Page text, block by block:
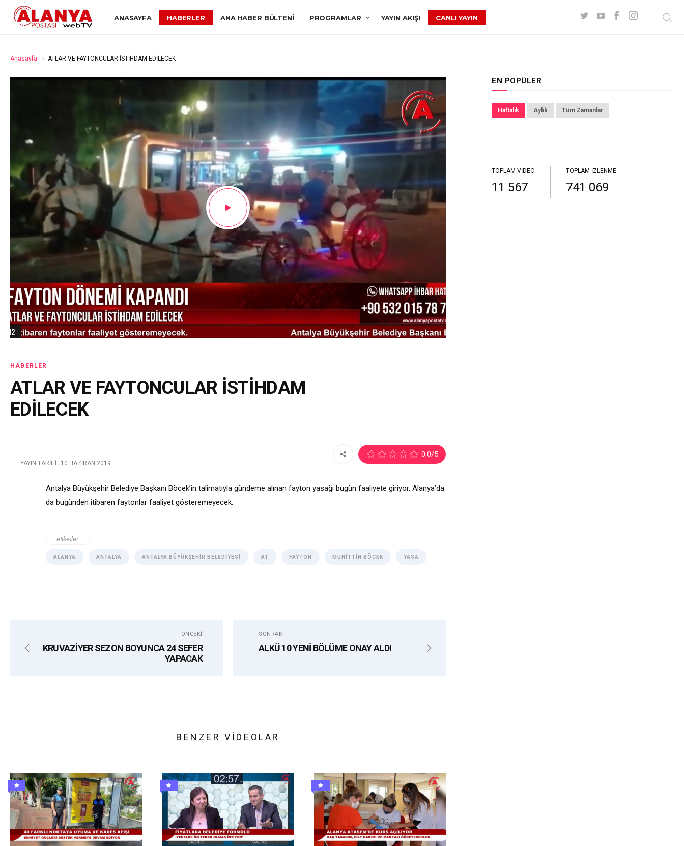
ANASAYFA HABERLER ANA HABER BÜLTENI PROGRAMLAR YAYIN AKIŞI CANLI YAYIN
Anasayfa ATLAR VE FAYTONCULAR İSTİHDAM EDİLECEK
HABERLER
ATLAR VE FAYTONCULAR İSTİHDAM
EDİLECEK
YAYIN TARIHI: 10 HAZIRAN 2019
0.0/5
Antalya Büyükşehir Belediye Başkanı Böcek’in talimatıyla gündeme alınan fayton yasağı bugün faaliyete giriyor. Alanya’da
da bugünden itibaren faytonlar faaliyet gösteremeyecek.
etiketler:
ALANYA ANTALYA ANTALYA BÜYÜKŞEHIR BELEDIYESI AT FAYTON MUHITTIN BÖCEK YASA
ÖNCEKI
KRUVAZİYER SEZON BOYUNCA 24 SEFER
YAPACAK
SONRAKI
ALKÜ 10 YENİ BÖLÜME ONAY ALDI
BENZER VIDEOLAR
EN POPÜLER
Haftalık Aylık Tüm Zamanlar
TOPLAM VIDEO
11 567
TOPLAM İZLENME
741 069